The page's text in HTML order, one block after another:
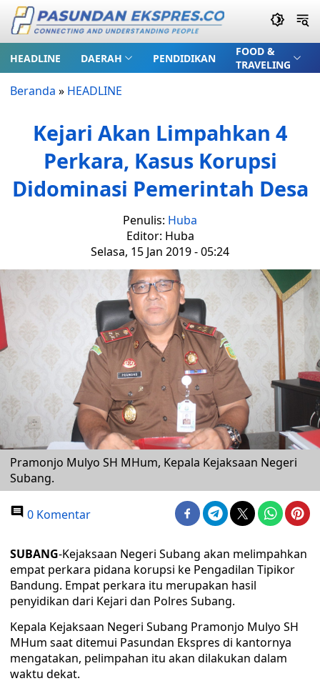
HEADLINE DAERAH PENDIDIKAN
FOOD &
TRAVELING
Beranda » HEADLINE
Kejari Akan Limpahkan 4
Perkara, Kasus Korupsi
Didominasi Pemerintah Desa
Penulis: Huba
Editor: Huba
Selasa, 15 Jan 2019 - 05:24
Pramonjo Mulyo SH MHum, Kepala Kejaksaan Negeri
Subang.
0 Komentar
SUBANG-Kejaksaan Negeri Subang akan melimpahkan
empat perkara pidana korupsi ke Pengadilan Tipikor
Bandung. Empat perkara itu merupakan hasil
penyidikan dari Kejari dan Polres Subang.
Kepala Kejaksaan Negeri Subang Pramonjo Mulyo SH
MHum saat ditemui Pasundan Ekspres di kantornya
mengatakan, pelimpahan itu akan dilakukan dalam
waktu dekat.